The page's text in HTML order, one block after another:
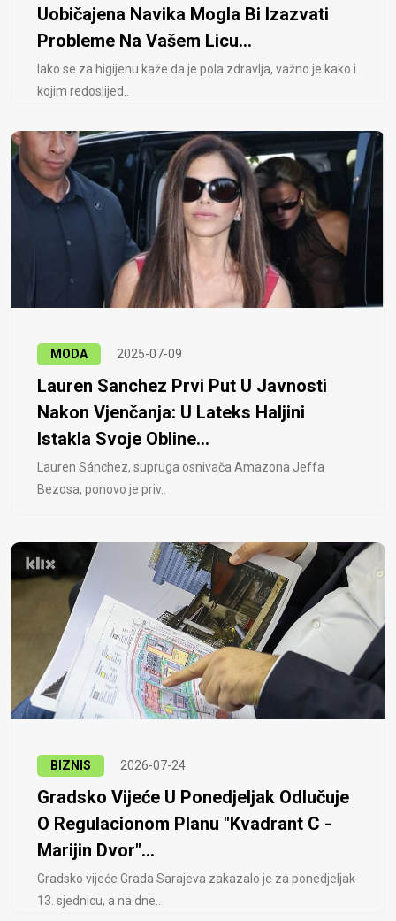
Uobičajena Navika Mogla Bi Izazvati
Probleme Na Vašem Licu...
Iako se za higijenu kaže da je pola zdravlja, važno je kako i
kojim redoslijed..
MODA 2025-07-09
Lauren Sanchez Prvi Put U Javnosti
Nakon Vjenčanja: U Lateks Haljini
Istakla Svoje Obline...
Lauren Sánchez, supruga osnivača Amazona Jeffa
Bezosa, ponovo je priv..
BIZNIS 2026-07-24
Gradsko Vijeće U Ponedjeljak Odlučuje
O Regulacionom Planu "Kvadrant C -
Marijin Dvor"...
Gradsko vijeće Grada Sarajeva zakazalo je za ponedjeljak
13. sjednicu, a na dne..